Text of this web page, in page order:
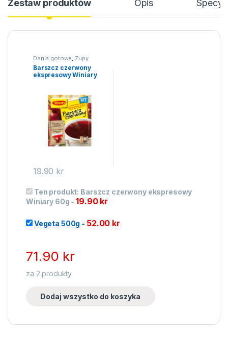
Zestaw produktów Opis
Dania gotowe, Zupy
instant Na święta
Barszcz czerwony
ekspresowy Winiary
19.90 kr
Ten produkt: Barszcz czerwony ekspresowy
Winiary 60g -19.90 kr
Vegeta 500g - 52.00 kr
71.90 kr
za 2 produkty
Dodaj wszystko do koszyka